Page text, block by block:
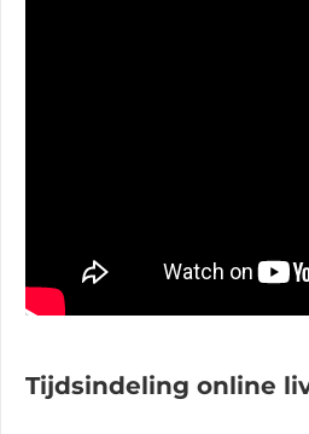
Tijdsindeling online